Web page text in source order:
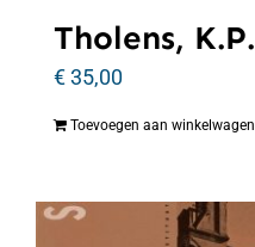
Tholens, K.P.
€35,00
Toevoegen aan winkelwagen